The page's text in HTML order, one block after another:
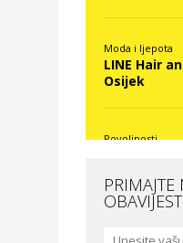
Moda i ljepota
LINE Hair
Osijek
Povoljnosti
Moda i ljepota
PRIMAJTE